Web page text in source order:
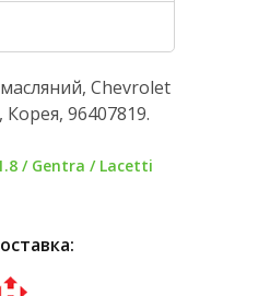
Chevrolet
96407819.
/ Gentra / Lacetti